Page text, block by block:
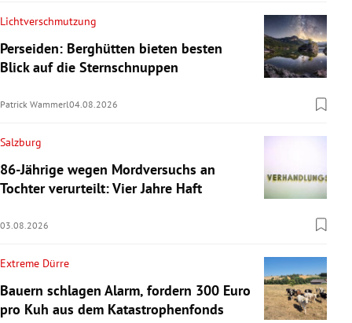
Lichtverschmutzung
Perseiden: Berghütten bieten besten
Blick auf die Sternschnuppen
Patrick Wammerl04.08.2026
Salzburg
86-Jährige wegen Mordversuchs an
Tochter verurteilt: Vier Jahre Haft
03.08.2026
Extreme Dürre
Bauern schlagen Alarm, fordern 300 Euro
pro Kuh aus dem Katastrophenfonds